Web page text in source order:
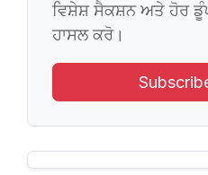
ਵਿਸ਼ੇਸ਼ ਸੈਕਸ਼ਨ ਅਤੇ ਹੋਰ
ਹਾਸਲ ਕਰੋ।